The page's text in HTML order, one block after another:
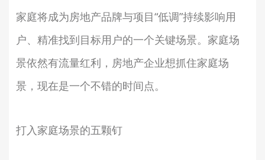
家庭将成为房地产品牌与项目“低调”持续影响用
户、精准找到目标用户的一个关键场景。家庭场
景依然有流量红利，房地产企业想抓住家庭场
景，现在是一个不错的时间点。
打入家庭场景的五颗钉